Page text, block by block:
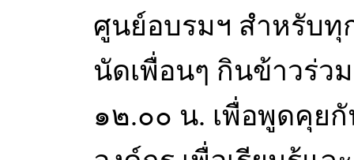
ศูนย์อบรมฯ สำหรับทุ
นัดเพื่อนๆ กินข้าวร่ว
๑๒.๐๐ น. เพื่อพูดคุย